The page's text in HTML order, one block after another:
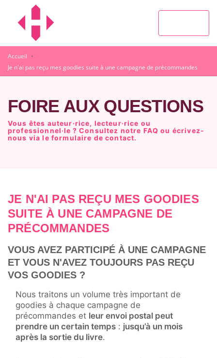
MENU
Accueil ·
Je n'ai pas reçu mes goodies suite à une campagne de précommandes
FOIRE AUX QUESTIONS
Vous êtes auteur·rice, lecteur·rice ou
professionnel·le ? Consultez notre FAQ ou écrivez-
nous via le formulaire de contact.
JE N'AI PAS REÇU MES GOODIES
SUITE À UNE CAMPAGNE DE
PRÉCOMMANDES
VOUS AVEZ PARTICIPÉ À UNE CAMPAGNE
ET VOUS N'AVEZ TOUJOURS PAS REÇU
VOS GOODIES ?
Nous traitons un volume très important de
goodies à chaque campagne de
précommandes et leur envoi postal peut
prendre un certain temps : jusqu’à un mois
après la sortie du livre.